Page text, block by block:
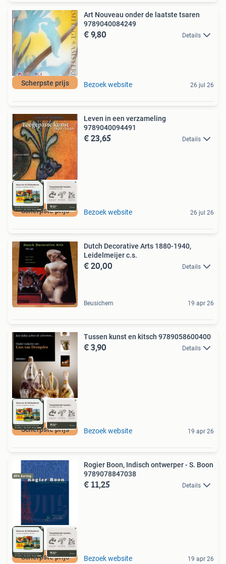
Scherpste prijs
Art Nouveau onder de laatste tsaren
9789040084249
€ 9,80 Details
Bezoek website 26 jul 26
Scherpste prijs
Leven in een verzameling
9789040094491
€ 23,65 Details
Bezoek website 26 jul 26
Dutch Decorative Arts 1880-1940,
Leidelmeijer c.s.
€ 20,00 Details
Beusichem 19 apr 26
Scherpste prijs
Tussen kunst en kitsch 9789058600400
€ 3,90 Details
Bezoek website 19 apr 26
Scherpste prijs
Rogier Boon, Indisch ontwerper - S. Boon
9789078847038
€ 11,25 Details
Bezoek website 19 apr 26